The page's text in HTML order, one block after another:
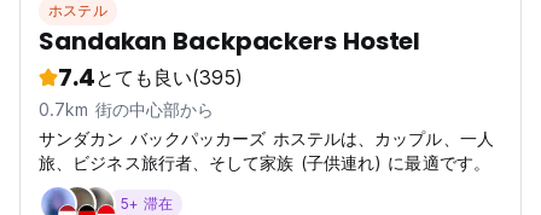
ホステル
Sandakan Backpackers Hostel
7.4とても良い(395)
0.7km 街の中心部から
サンダカン バックパッカーズ ホステルは、カップル、一人
旅、ビジネス旅行者、そして家族 (子供連れ) に最適です。
5+ 滞在